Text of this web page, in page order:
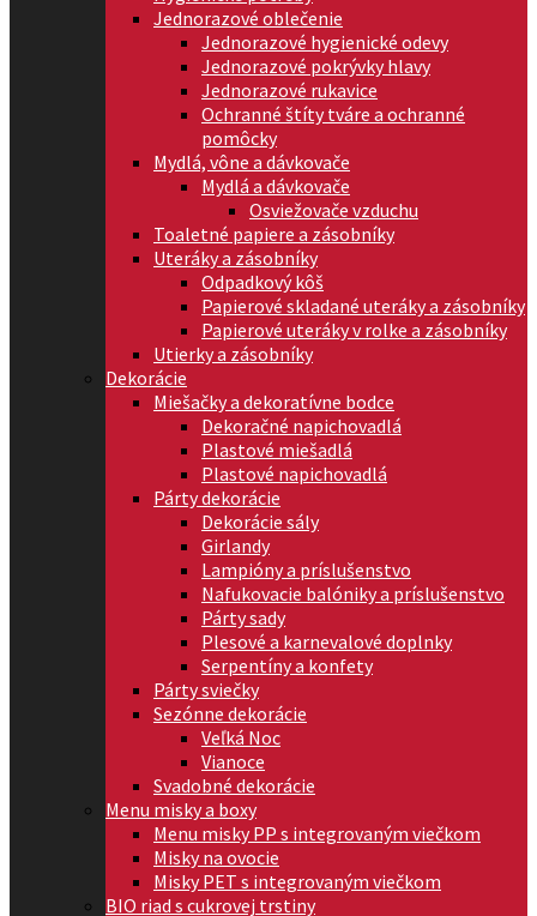
Jednorazové oblečenie
Jednorazové hygienické odevy
Jednorazové pokrývky hlavy
Jednorazové rukavice
Ochranné štíty tváre a ochranné
pomôcky
Mydlá, vône a dávkovače
Mydlá a dávkovače
Osviežovače vzduchu
Toaletné papiere a zásobníky
Uteráky a zásobníky
Odpadkový kôš
Papierové skladané uteráky a zásobníky
Papierové uteráky v rolke a zásobníky
Utierky a zásobníky
Dekorácie
Miešačky a dekoratívne bodce
Dekoračné napichovadlá
Plastové miešadlá
Plastové napichovadlá
Párty dekorácie
Dekorácie sály
Girlandy
Lampióny a príslušenstvo
Nafukovacie balóniky a príslušenstvo
Párty sady
Plesové a karnevalové doplnky
Serpentíny a konfety
Párty sviečky
Sezónne dekorácie
Veľká Noc
Vianoce
Svadobné dekorácie
Menu misky a boxy
Menu misky PP s integrovaným viečkom
Misky na ovocie
Misky PET s integrovaným viečkom
BIO riad s cukrovej trstiny